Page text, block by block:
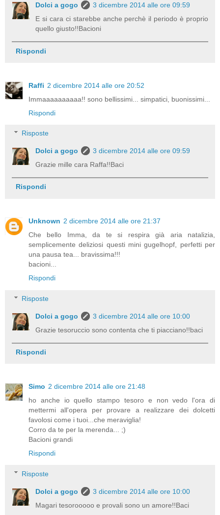
Dolci a gogo
3 dicembre 2014 alle ore 09:59
E si cara ci starebbe anche perchè il periodo è proprio
quello giusto!!Bacioni
Rispondi
Raffi 2 dicembre 2014 alle ore 20:52
Immaaaaaaaaaa!! sono bellissimi... simpatici, buonissimi...
Rispondi
Risposte
Dolci a gogo
3 dicembre 2014 alle ore 09:59
Grazie mille cara Raffa!!Baci
Rispondi
Unknown 2 dicembre 2014 alle ore 21:37
Che bello Imma, da te si respira già aria natalizia,
semplicemente deliziosi questi mini gugelhopf, perfetti per
una pausa tea... bravissima!!!
bacioni...
Rispondi
Risposte
Dolci a gogo
3 dicembre 2014 alle ore 10:00
Grazie tesoruccio sono contenta che ti piacciano!!baci
Rispondi
Simo 2 dicembre 2014 alle ore 21:48
ho anche io quello stampo tesoro e non vedo l'ora di
mettermi all'opera per provare a realizzare dei dolcetti
favolosi come i tuoi...che meraviglia!
Corro da te per la merenda... ;)
Bacioni grandi
Rispondi
Risposte
Dolci a gogo
3 dicembre 2014 alle ore 10:00
Magari tesorooooo e provali sono un amore!!Baci